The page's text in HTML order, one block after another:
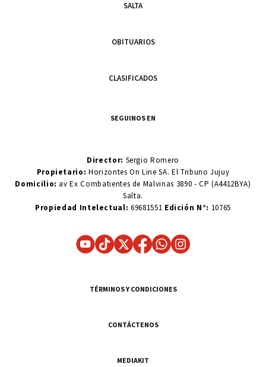
SALTA
OBITUARIOS
CLASIFICADOS
SEGUINOS EN
Director: Sergio Romero
Propietario:Horizontes On Line SA. El Tribuno Jujuy
Domicilio: av Ex Combatientes de Malvinas 3890 - CP (A4412BYA)
Salta.
Propiedad Intelectual: 69681551 Edición N°: 10765
TÉRMINOS Y CONDICIONES
CONTÁCTENOS
MEDIAKIT